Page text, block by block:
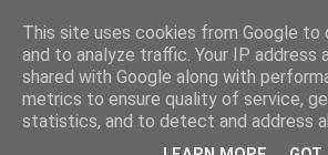
This site uses cookies from Google to
and to analyze traffic. Your IP address
shared with Google along with
metrics to ensure quality of service,
statistics, and to detect and address